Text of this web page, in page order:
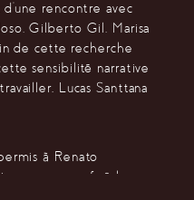
rencontre avec
Gilberto Gil, Marisa
de cette recherche
sensibilité narrative
Lucas Santtana
à Renato
avec une fraîcheur